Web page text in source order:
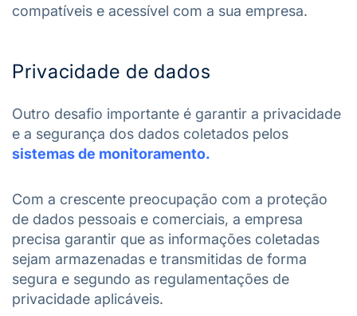
compatíveis e acessível com a sua empresa.
Privacidade de dados
Outro desafio importante é garantir a privacidade
e a segurança dos dados coletados pelos
sistemas de monitoramento.
Com a crescente preocupação com a proteção
de dados pessoais e comerciais, a empresa
precisa garantir que as informações coletadas
sejam armazenadas e transmitidas de forma
segura e segundo as regulamentações de
privacidade aplicáveis.